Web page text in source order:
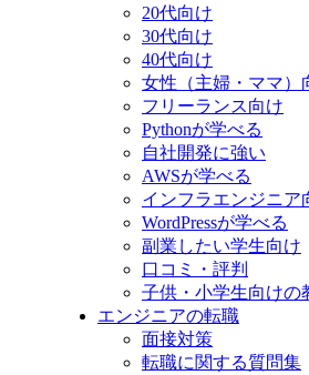
20代向け
30代向け
40代向け
女性（主婦・ママ）
フリーランス向け
Pythonが学べる
自社開発に強い
AWSが学べる
インフラエンジニア
WordPressが学べる
副業したい学生向け
口コミ・評判
子供・小学生向けの
エンジニアの転職
面接対策
転職に関する質問集